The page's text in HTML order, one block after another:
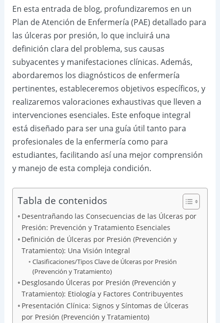
En esta entrada de blog, profundizaremos en un
Plan de Atención de Enfermería (PAE) detallado para
las úlceras por presión, lo que incluirá una
definición clara del problema, sus causas
subyacentes y manifestaciones clínicas. Además,
abordaremos los diagnósticos de enfermería
pertinentes, estableceremos objetivos específicos, y
realizaremos valoraciones exhaustivas que lleven a
intervenciones esenciales. Este enfoque integral
está diseñado para ser una guía útil tanto para
profesionales de la enfermería como para
estudiantes, facilitando así una mejor comprensión
y manejo de esta compleja condición.
Tabla de contenidos
Desentrañando las Consecuencias de las Úlceras por
Presión: Prevención y Tratamiento Esenciales
Definición de Úlceras por Presión (Prevención y
Tratamiento): Una Visión Integral
Clasificaciones/Tipos Clave de Úlceras por Presión
(Prevención y Tratamiento)
Desglosando Úlceras por Presión (Prevención y
Tratamiento): Etiología y Factores Contribuyentes
Presentación Clínica: Signos y Síntomas de Úlceras
por Presión (Prevención y Tratamiento)